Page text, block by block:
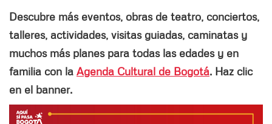
Descubre más eventos, obras de teatro, conciertos,
talleres, actividades, visitas guiadas, caminatas y
muchos más planes para todas las edades y en
familia con la Agenda Cultural de Bogotá. Haz clic
en el banner.